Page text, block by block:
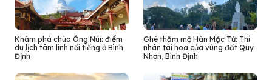
Khám phá chùa Ông Núi: điểm
du lịch tâm linh nổi tiếng ở Bình
Định
Ghé thăm mộ Hàn Mặc Tử: Thi
nhân tài hoa của vùng đất Quy
Nhơn, Bình Định